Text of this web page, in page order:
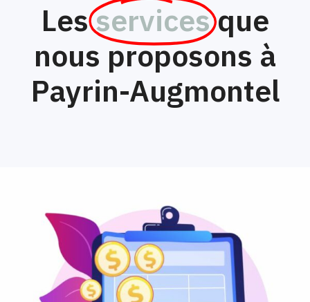
Lesservices que
nous proposons à
Payrin-Augmontel